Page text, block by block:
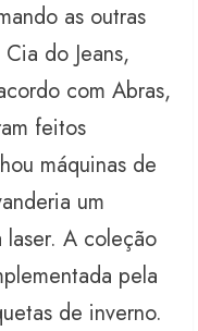
as outras
do Jeans,
com Abras,
feitos
máquinas de
um
A coleção
pela
de inverno.